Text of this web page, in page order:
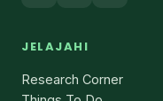
JELAJAHI
Research Corner